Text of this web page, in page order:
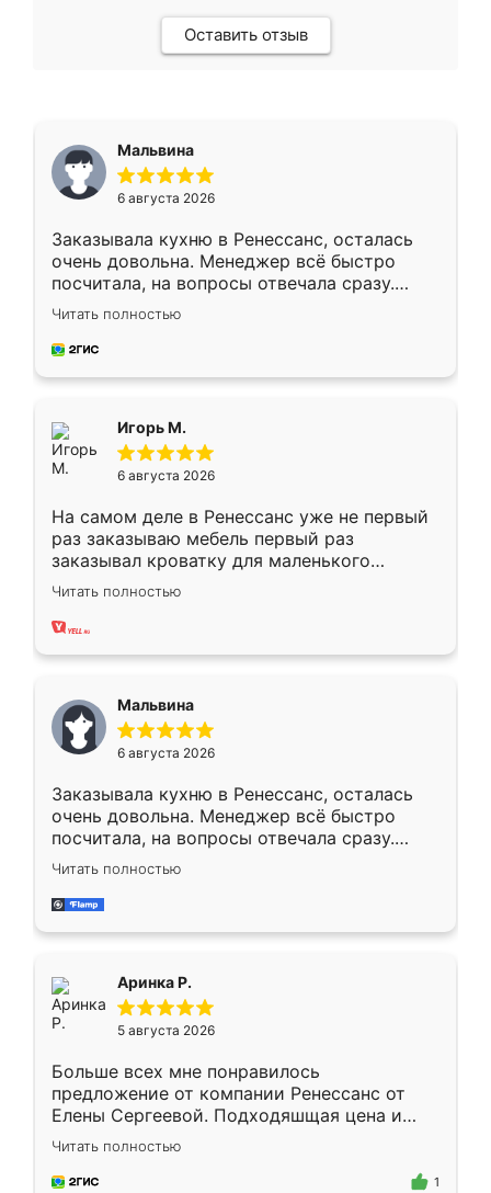
Оставить отзыв
Мальвина
6 августа 2026
Заказывала кухню в Ренессанс, осталась
очень довольна. Менеджер всё быстро
посчитала, на вопросы отвечала сразу.
Замерщик приехал в субботу, подошёл к
делу со всей ответственностью. Собрали
за день, ребята работали аккуратно, даже
Читать полностью
Игорь М.
6 августа 2026
На самом деле в Ренессанс уже не первый
раз заказываю мебель первый раз
заказывал кроватку для маленького
ребёнка при его рождении ,во второй раз
заказал шкаф-купе. По качеству очень
хорошее сборка достаточно быстрая,
меньше, здесь же он более разнообразный.
Мне нравится ,если что-то потребуется из
мебели буду заказывать только здесь.
Читать полностью
Мальвина
6 августа 2026
Заказывала кухню в Ренессанс, осталась
очень довольна. Менеджер всё быстро
посчитала, на вопросы отвечала сразу.
Замерщик приехал в субботу, подошёл к
делу со всей ответственностью. Собрали
за день, ребята работали аккуратно, даже
Читать полностью
Аринка Р.
5 августа 2026
Больше всех мне понравилось
предложение от компании Ренессанс от
Елены Сергеевой. Подходяшщая цена и
короткие сроки изготовления. Приехавший
для замера сотрудник Владислав
предложил по моему эскизу самый
Читать полностью
1